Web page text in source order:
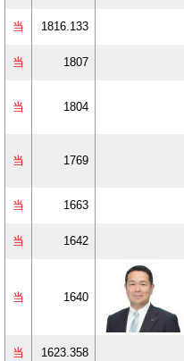
当 1816.133
当 1807
当 1804
当 1769
当 1663
当 1642
当 1640
当 1623.358